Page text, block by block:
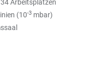
Arbeitsplätzen
(10-3 mbar)